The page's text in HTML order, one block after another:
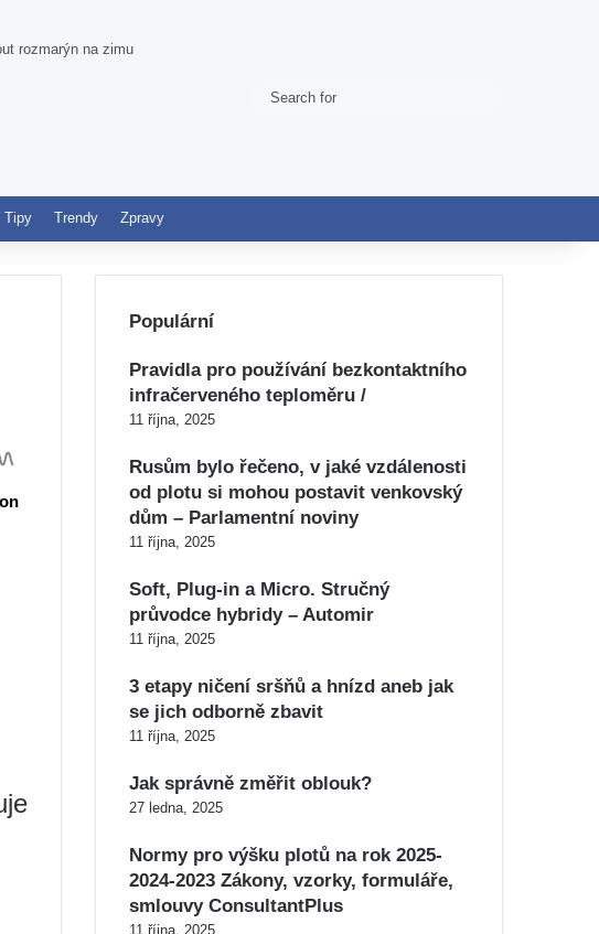
rozmarýn na zimu
Switch skin
Tipy Trendy Zpravy
Populární
Pravidla pro používání bezkontaktního
infračerveného teploměru /
11 října, 2025
Rusům bylo řečeno, v jaké vzdálenosti
od plotu si mohou postavit venkovský
dům – Parlamentní noviny
11 října, 2025
Soft, Plug-in a Micro. Stručný
průvodce hybridy – Automir
11 října, 2025
3 etapy ničení sršňů a hnízd aneb jak
se jich odborně zbavit
11 října, 2025
Jak správně změřit oblouk?
27 ledna, 2025
Normy pro výšku plotů na rok 2025-
2024-2023 Zákony, vzorky, formuláře,
smlouvy ConsultantPlus
11 října, 2025